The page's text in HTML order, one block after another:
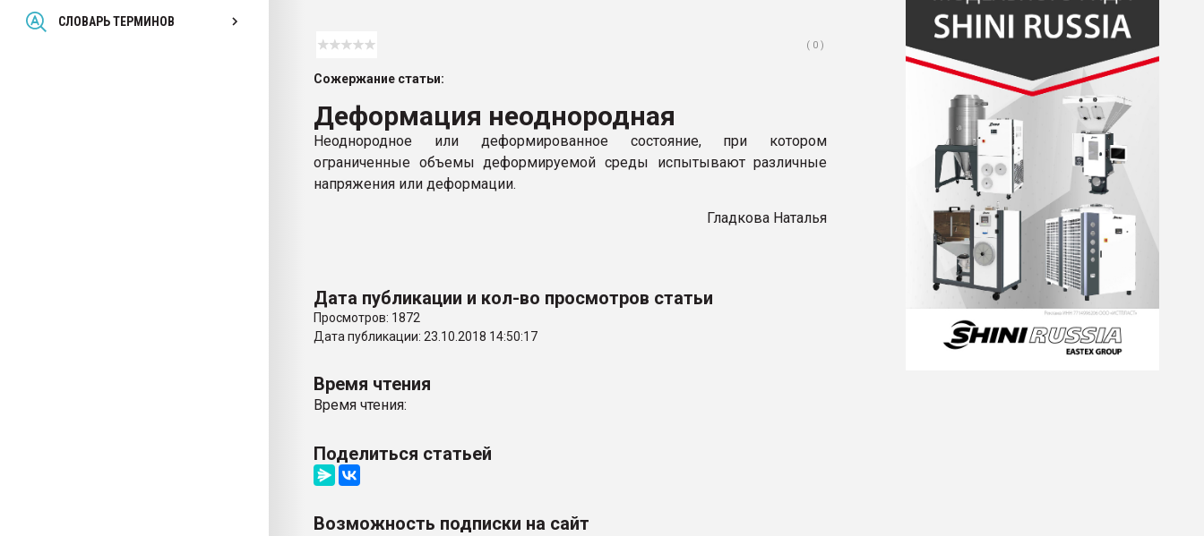
СЛОВАРЬ ТЕРМИНОВ
ПЕРЕЙТИ НА ФОРУМ
( 0 )
Сожержание статьи:
Деформация неоднородная
Неоднородное или деформированное состояние, при котором
ограниченные объемы деформируемой среды испытывают различные
напряжения или деформации.
Гладкова Наталья
Дата публикации и кол-во просмотров статьи
Просмотров: 1872
Дата публикации: 23.10.2018 14:50:17
Время чтения
Время чтения:
Поделиться статьей
Возможность подписки на сайт